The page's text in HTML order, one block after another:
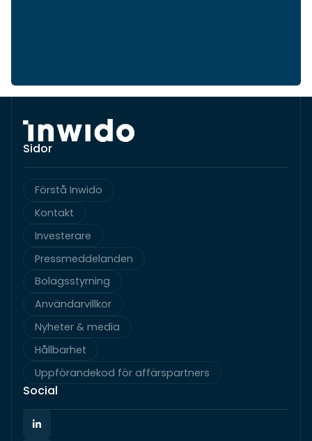
Sidor
Förstå Inwido
Kontakt
Investerare
Pressmeddelanden
Bolagsstyrning
Användarvillkor
Nyheter & media
Hållbarhet
Uppförandekod för affärspartners
Social